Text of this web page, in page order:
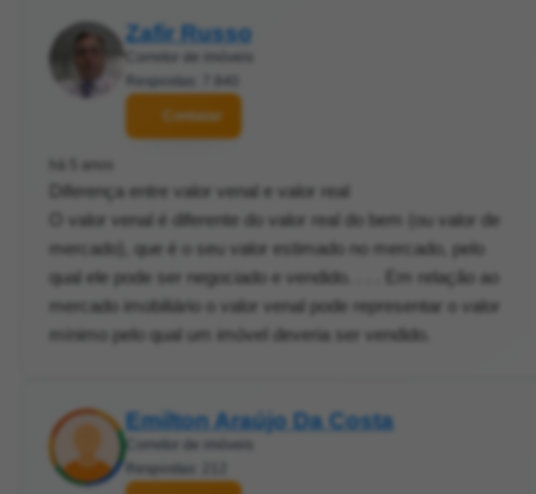
Zafir Russo
Contatar
Diferença entre valor venal e valor real
O valor venal é diferente do valor real do bem (ou valor de
mercado), que é o seu valor estimado no mercado, pelo
qual ele pode ser negociado e vendido. . . . Em relação ao
mercado imobiliário o valor venal pode representar o valor
mínimo pelo qual um imóvel deveria ser vendido.
Emilton Araújo Da Costa